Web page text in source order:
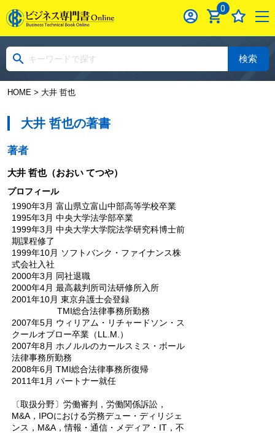
0
検索
HOME> 大井 哲也
大井 哲也の著書
著者
大井 哲也（おおい てつや）
プロフィール
1990年3月 富山県立富山中部高等学校卒業
1995年3月 中央大学法学部卒業
1999年3月 中央大学大学院法学研究科博士前
期課程修了
1999年10月 ソフトバンク・ファイナンス株
式会社入社
2000年3月 同社退職
2000年4月 最高裁判所司法研修所入所
2001年10月 東京弁護士会登録
TMI総合法律事務所勤務
2007年5月 ウィリアム・リチャードソン・ス
クールオブロー卒業（LL.M.）
2007年8月 ホノルルのカールスミス・ボール
法律事務所勤務
2008年6月 TMI総合法律事務所復帰
2011年1月 パートナー就任
〔取扱分野〕労働審判，労働関係訴訟，
M&A，IPOにおける労務デュー・ディリジェ
ンス，M&A，情報・通信・メディア・IT，不